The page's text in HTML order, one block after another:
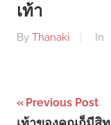
เท้า
By Thanaki In
Post
Previous Post